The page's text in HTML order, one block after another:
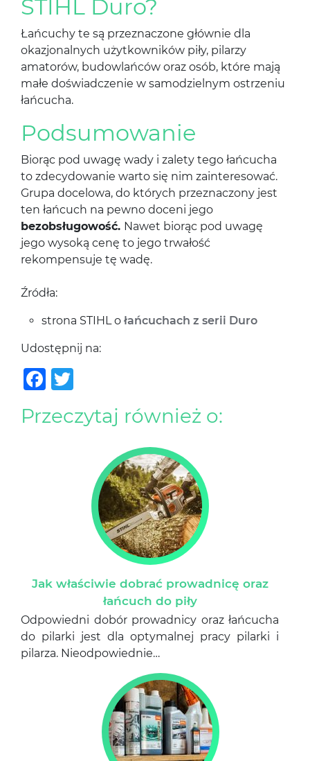
STIHL Duro?
Łańcuchy te są przeznaczone głównie dla
okazjonalnych użytkowników piły, pilarzy
amatorów, budowlańców oraz osób, które mają
małe doświadczenie w samodzielnym ostrzeniu
łańcucha.
Podsumowanie
Biorąc pod uwagę wady i zalety tego łańcucha
to zdecydowanie warto się nim zainteresować.
Grupa docelowa, do których przeznaczony jest
ten łańcuch na pewno doceni jego
bezobsługowość. Nawet biorąc pod uwagę
jego wysoką cenę to jego trwałość
rekompensuje tę wadę.
Źródła:
strona STIHL o łańcuchach z serii Duro
Udostępnij na:
Facebook
Przeczytaj również o:
Jak właściwie dobrać prowadnicę oraz
łańcuch do piły
Odpowiedni dobór prowadnicy oraz łańcucha
do pilarki jest dla optymalnej pracy pilarki i
pilarza. Nieodpowiednie…